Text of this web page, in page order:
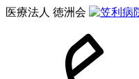
医療法人 徳洲会